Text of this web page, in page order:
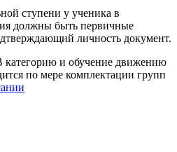
ступени у ученика в
должны быть первичные
личность документ.
категорию и обучение движению
по мере комплектации групп